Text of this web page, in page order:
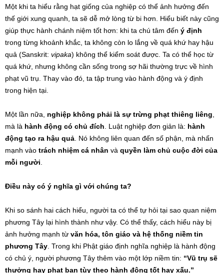
Một khi ta hiểu rằng hạt giống của nghiệp có thể ảnh hưởng đến
thế giới xung quanh, ta sẽ dễ mở lòng từ bi hơn. Hiểu biết này cũng
giúp thực hành chánh niệm tốt hơn: khi ta chú tâm đến ý định
trong từng khoảnh khắc, ta không còn lo lắng về quá khứ hay hậu
quả (Sanskrit: vipaka) không thể kiểm soát được. Ta có thể học từ
quá khứ, nhưng không cần sống trong sợ hãi thường trực về hình
phạt vũ trụ. Thay vào đó, ta tập trung vào hành động và ý định
trong hiện tại.
Một lần nữa, nghiệp không phải là sự trừng phạt thiêng liêng
mà là hành động có chủ đích . Luật nghiệp đơn giản là: hành
động tạo ra hậu quả . Nó không liên quan đến số phận, mà nhấn
mạnh vào trách nhiệm cá nhân và quyền làm chủ cuộc đời của
mỗi người
Điều này có ý nghĩa gì với chúng ta?
Khi so sánh hai cách hiểu, người ta có thể tự hỏi tại sao quan niệm
phương Tây lại hình thành như vậy. Có thể thấy, cách hiểu này bị
ảnh hưởng mạnh từ văn hóa, tôn giáo và hệ thống niềm tin
phương Tây . Trong khi Phật giáo định nghĩa nghiệp là hành động
có chủ ý, người phương Tây thêm vào một lớp niềm tin: “Vũ trụ sẽ
thưởng hay phạt bạn tùy theo hành động tốt hay xấu.”